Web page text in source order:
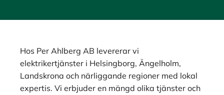
Hos Per Ahlberg AB levererar vi
elektrikertjänster i Helsingborg, Ängelholm,
Landskrona och närliggande regioner med lokal
expertis. Vi erbjuder en mängd olika tjänster och